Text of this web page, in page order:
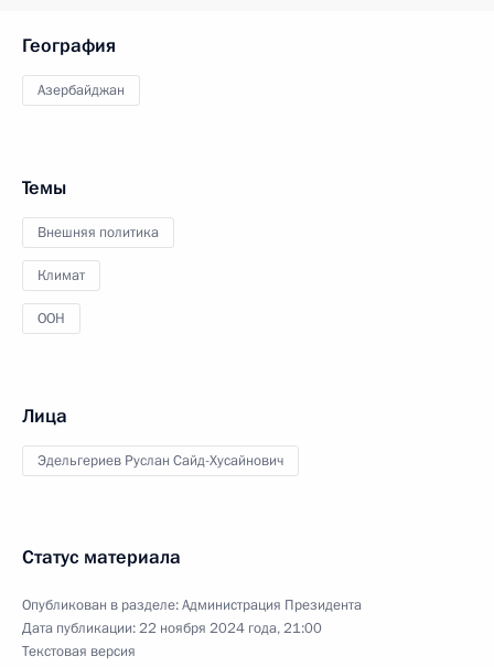
География
Азербайджан
Темы
Внешняя политика
Климат
ООН
Лица
Эдельгериев Руслан Сайд-Хусайнович
Статус материала
Опубликован в разделе:Администрация Президента
Дата публикации:22 ноября 2024 года, 21:00
Текстовая версия